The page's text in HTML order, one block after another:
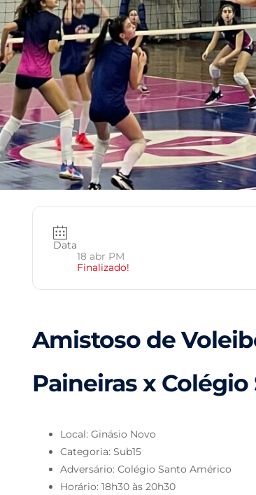
Data
18 abr PM
Finalizado!
Amistoso de
Paineiras x
Local: Ginásio Novo
Categoria: Sub15
Adversário: Colégio Santo Américo
Horário: 18h30 às 20h30